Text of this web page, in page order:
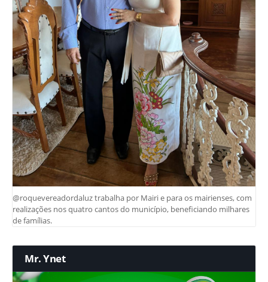
@roquevereadordaluz trabalha por Mairi e para os mairienses, com
realizações nos quatro cantos do município, beneficiando milhares
de famílias.
Mr. Ynet